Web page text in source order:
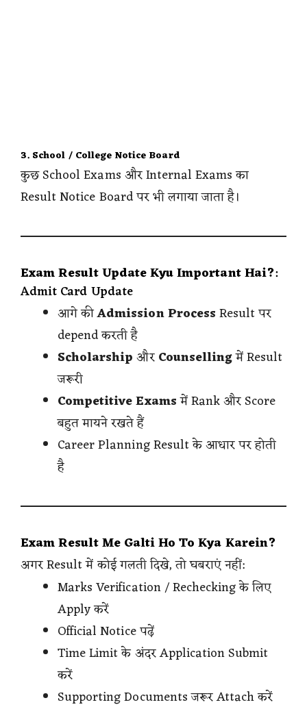
3. School / College Notice Board
कुछ School Exams और Internal Exams का
Result Notice Board पर भी लगाया जाता है।
Exam Result Update Kyu Important Hai?:
Admit Card Update
आगे कीAdmission ProcessResult पर
depend करती है
ScholarshipऔरCounsellingमें Result
जरूरी
Competitive Examsमें Rank और Score
बहुत मायने रखते हैं
Career Planning Result के आधार पर होती
है
Exam Result Me Galti Ho To Kya Karein?
अगर Result में कोई गलती दिखे, तो घबराएं नहीं:
Marks Verification / Rechecking के लिए
Apply करें
Official Notice पढ़ें
Time Limit के अंदर Application Submit
करें
Supporting Documents जरूर Attach करें